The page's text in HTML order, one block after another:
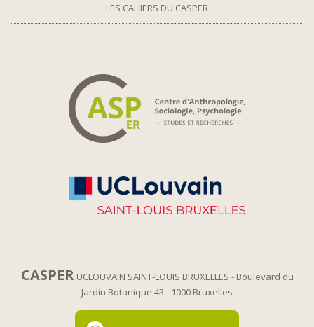
LES CAHIERS DU CASPER
CASPER UCLOUVAIN SAINT-LOUIS BRUXELLES - Boulevard du
Jardin Botanique 43 - 1000 Bruxelles